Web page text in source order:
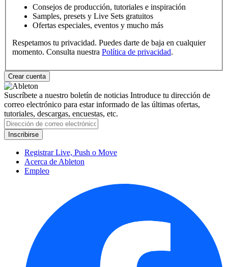
Consejos de producción, tutoriales e inspiración
Samples, presets y Live Sets gratuitos
Ofertas especiales, eventos y mucho más
Respetamos tu privacidad. Puedes darte de baja en cualquier
momento. Consulta nuestra Política de privacidad.
Suscríbete a nuestro boletín de noticias Introduce tu dirección de
correo electrónico para estar informado de las últimas ofertas,
tutoriales, descargas, encuestas, etc.
Registrar Live, Push o Move
Acerca de Ableton
Empleo